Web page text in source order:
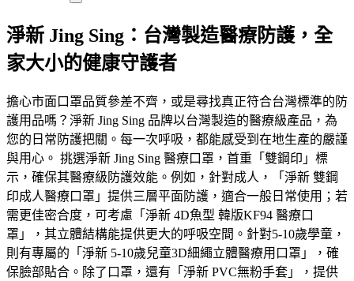
淨新 Jing Sing：台灣製造醫療防護，全
家大小的健康守護者
擔心市面口罩品質參差不齊，或是尋找真正符合台灣標準的防
護用品嗎？淨新 Jing Sing 品牌以台灣製造的醫療級產品，為
您的日常防護把關。每一次呼吸，都能感受到在地生產的嚴謹
與用心。 挑選淨新 Jing Sing 醫療口罩，首重「雙鋼印」標
示，確保其醫療級防護效能。例如，針對成人，「淨新 雙鋼
印成人醫療口罩」提供三層平面防護，適合一般日常使用；若
需更佳密合度，可考慮「淨新 4D魚型 韓版KF94 醫療口
罩」，其立體結構能提供更大的呼吸空間。針對5-10歲學童，
則有專屬的「淨新 5-10歲兒童3D細繩立體醫療用口罩」，確
保臉部貼合。除了口罩，還有「淨新 PVC無粉手套」，提供